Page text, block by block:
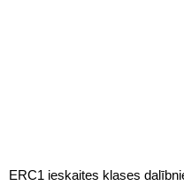
ERC1 ieskaites klases